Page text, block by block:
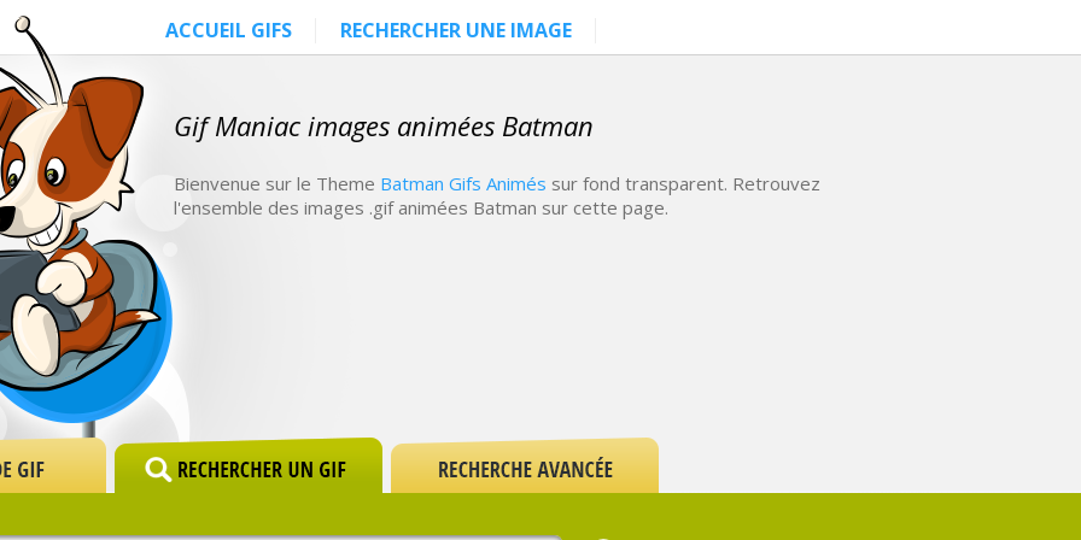
ACCUEIL GIFS RECHERCHER UNE IMAGE
Gif Maniac images animées Batman
Bienvenue sur le Theme Batman Gifs Animés sur fond transparent. Retrouvez
l'ensemble des images .gif animées Batman sur cette page.